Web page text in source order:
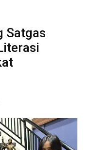
Satgas